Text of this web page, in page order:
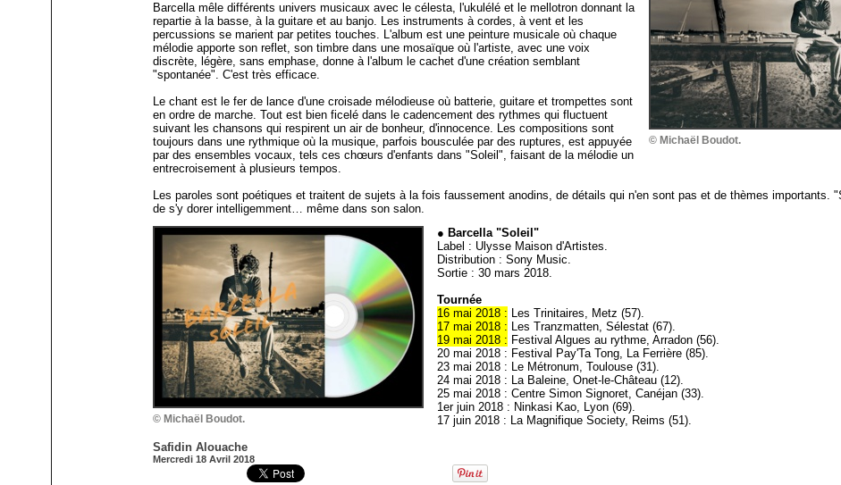
© Michaël Boudot.
Barcella mêle différents univers musicaux avec le célesta, l'ukulélé et le mellotron donnant la
repartie à la basse, à la guitare et au banjo. Les instruments à cordes, à vent et les
percussions se marient par petites touches. L'album est une peinture musicale où chaque
mélodie apporte son reflet, son timbre dans une mosaïque où l'artiste, avec une voix
discrète, légère, sans emphase, donne à l'album le cachet d'une création semblant
"spontanée". C'est très efficace.
Le chant est le fer de lance d'une croisade mélodieuse où batterie, guitare et trompettes sont
en ordre de marche. Tout est bien ficelé dans le cadencement des rythmes qui fluctuent
suivant les chansons qui respirent un air de bonheur, d'innocence. Les compositions sont
toujours dans une rythmique où la musique, parfois bousculée par des ruptures, est appuyée
par des ensembles vocaux, tels ces chœurs d'enfants dans "Soleil", faisant de la mélodie un
entrecroisement à plusieurs tempos.
Les paroles sont poétiques et traitent de sujets à la fois faussement anodins, de détails qui n'en sont pas et de thèmes importants.
de s'y dorer intelligemment… même dans son salon.
© Michaël Boudot.
● Barcella "Soleil"
Label : Ulysse Maison d'Artistes.
Distribution : Sony Music.
Sortie : 30 mars 2018.
Tournée
16 mai 2018 : Les Trinitaires, Metz (57).
17 mai 2018 : Les Tranzmatten, Sélestat (67).
19 mai 2018 : Festival Algues au rythme, Arradon (56).
20 mai 2018 : Festival Pay'Ta Tong, La Ferrière (85).
23 mai 2018 : Le Métronum, Toulouse (31).
24 mai 2018 : La Baleine, Onet-le-Château (12).
25 mai 2018 : Centre Simon Signoret, Canéjan (33).
1er juin 2018 : Ninkasi Kao, Lyon (69).
17 juin 2018 : La Magnifique Society, Reims (51).
Safidin Alouache
Mercredi 18 Avril 2018